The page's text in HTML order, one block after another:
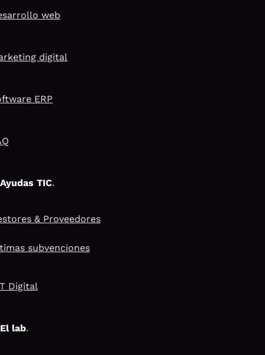
web
digital
ERP
Ayudas TIC.
& Proveedores
subvenciones
Digital
El lab.